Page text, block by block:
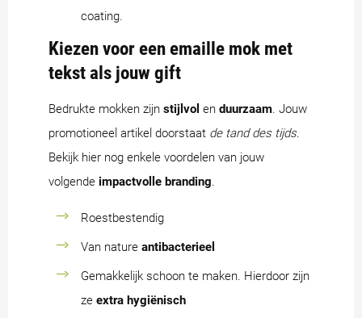
coating.
Kiezen voor een emaille mok met
tekst als jouw gift
Bedrukte mokken zijn stijlvol en duurzaam. Jouw
promotioneel artikel doorstaat de tand des tijds.
Bekijk hier nog enkele voordelen van jouw
volgende impactvolle branding.
Roestbestendig
Van nature antibacterieel
Gemakkelijk schoon te maken. Hierdoor zijn
ze extra hygiënisch